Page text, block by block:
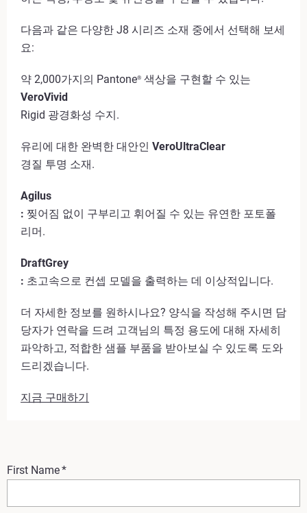
다음과 같은 다양한 J8 시리즈 소재 중에서 선택해 보세
요:
약 2,000가지의 Pantone® 색상을 구현할 수 있는
VeroVivid
Rigid 광경화성 수지.
유리에 대한 완벽한 대안인 VeroUltraClear
경질 투명 소재.
Agilus
: 찢어짐 없이 구부리고 휘어질 수 있는 유연한 포토폴
리머.
DraftGrey
: 초고속으로 컨셉 모델을 출력하는 데 이상적입니다.
더 자세한 정보를 원하시나요? 양식을 작성해 주시면 담
당자가 연락을 드려 고객님의 특정 용도에 대해 자세히
파악하고, 적합한 샘플 부품을 받아보실 수 있도록 도와
드리겠습니다.
지금 구매하기
First Name*